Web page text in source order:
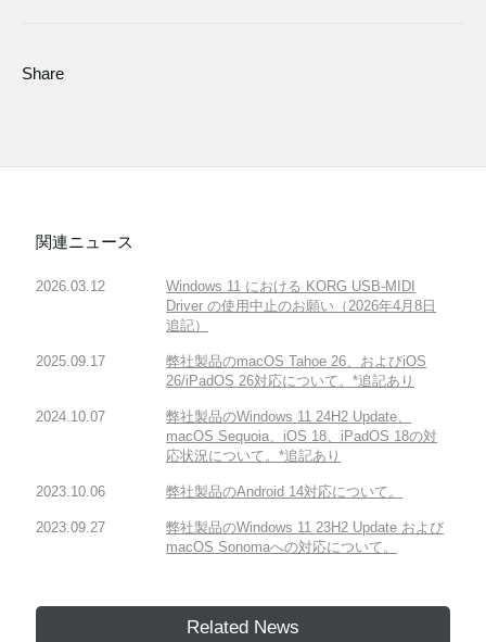
Share
関連ニュース
2026.03.12
Windows 11 における KORG USB-MIDI
Driver の使用中止のお願い（2026年4月8日
追記）
2025.09.17
弊社製品のmacOS Tahoe 26、およびiOS
26/iPadOS 26対応について。*追記あり
2024.10.07
弊社製品のWindows 11 24H2 Update、
macOS Sequoia、iOS 18、iPadOS 18の対
応状況について。*追記あり
2023.10.06 弊社製品のAndroid 14対応について。
2023.09.27
弊社製品のWindows 11 23H2 Update および
macOS Sonomaへの対応について。
Related News